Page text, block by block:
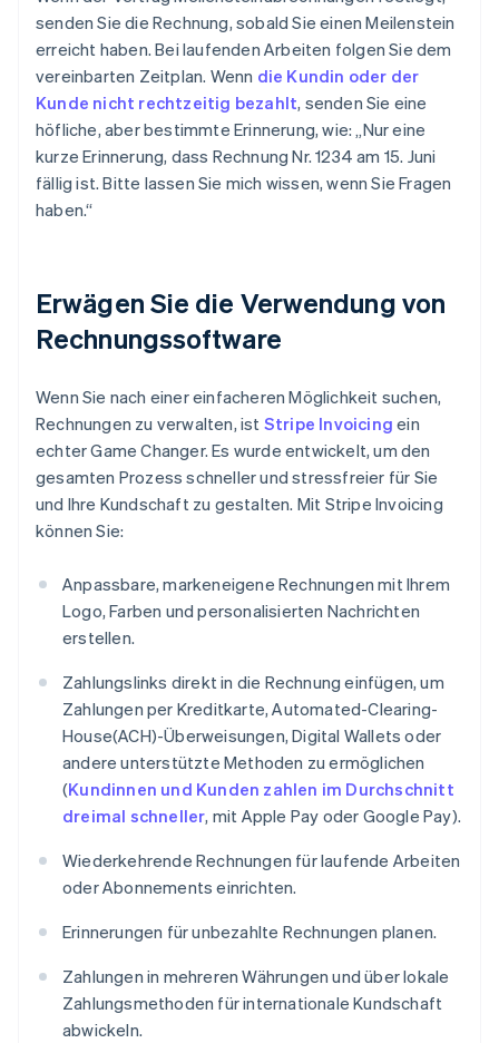
senden Sie die Rechnung, sobald Sie einen Meilenstein
erreicht haben. Bei laufenden Arbeiten folgen Sie dem
vereinbarten Zeitplan. Wenn die Kundin oder der
Kunde nicht rechtzeitig bezahlt, senden Sie eine
höfliche, aber bestimmte Erinnerung, wie: „Nur eine
kurze Erinnerung, dass Rechnung Nr. 1234 am 15. Juni
fällig ist. Bitte lassen Sie mich wissen, wenn Sie Fragen
haben.“
Erwägen Sie die Verwendung von
Rechnungssoftware
Wenn Sie nach einer einfacheren Möglichkeit suchen,
Rechnungen zu verwalten, ist Stripe Invoicing ein
echter Game Changer. Es wurde entwickelt, um den
gesamten Prozess schneller und stressfreier für Sie
und Ihre Kundschaft zu gestalten. Mit Stripe Invoicing
können Sie:
Anpassbare, markeneigene Rechnungen mit Ihrem
Logo, Farben und personalisierten Nachrichten
erstellen.
Zahlungslinks direkt in die Rechnung einfügen, um
Zahlungen per Kreditkarte, Automated-Clearing-
House(ACH)-Überweisungen, Digital Wallets oder
andere unterstützte Methoden zu ermöglichen
(Kundinnen und Kunden zahlen im Durchschnitt
dreimal schneller, mit Apple Pay oder Google Pay).
Wiederkehrende Rechnungen für laufende Arbeiten
oder Abonnements einrichten.
Erinnerungen für unbezahlte Rechnungen planen.
Zahlungen in mehreren Währungen und über lokale
Zahlungsmethoden für internationale Kundschaft
abwickeln.